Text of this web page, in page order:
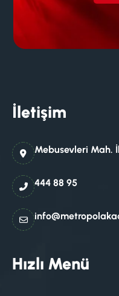
İletişim
Mebusevleri Mah.
444 88 95
Hızlı Menü